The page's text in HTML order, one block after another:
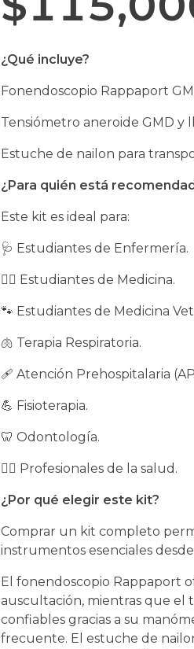
¿Qué incluye?
Fonendoscopio Rappaport
Tensiómetro aneroide GMD y
Estuche de nailon para
¿Para quién está
Este kit es ideal para:
🩺 Estudiantes de Enfermería.
👨‍⚕️ Estudiantes de Medicina.
🐾 Estudiantes de Medicina
🫁 Terapia Respiratoria.
🩹 Atención Prehospitalaria
💪 Fisioterapia.
🦷 Odontología.
👩‍⚕️ Profesionales de la salud.
¿Por qué elegir este kit?
Comprar un kit completo
instrumentos esenciales
El fonendoscopio Rappaport
auscultación, mientras que el
confiables gracias a su
frecuente. El estuche de